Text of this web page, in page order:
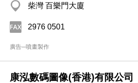
柴灣 百樂門大廈
2976 0501
廣告─噴畫製作
康泓數碼圖像(香港)有限公司